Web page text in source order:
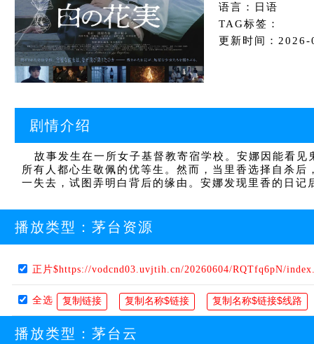
语言：日语
TAG标签：
更新时间：
剧情介绍
故事发生在一所女子基督教寄宿学校。安娜因能看见
所有人都心生敬佩的优等生。然而，当里香选择自杀
一失去，试图弄明白背后的缘由。安娜发现里香的日
播放类型： 茅台资源
正片$https://vodcnd03.uvjtih.cn/20260604/RQTfq6pN/
全选
播放类型： 茅台云